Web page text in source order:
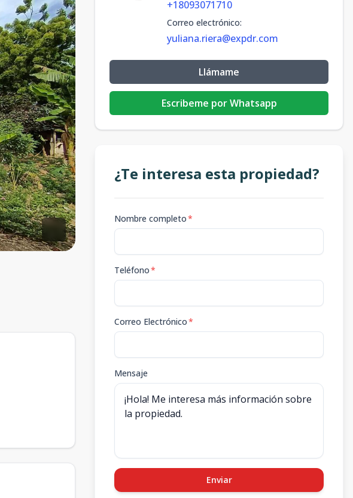
+18093071710
Correo electrónico:
yuliana.riera@expdr.com
Llámame
Escribeme por Whatsapp
¿Te interesa esta propiedad?
Nombre completo*
Teléfono*
Correo Electrónico*
Mensaje
Enviar